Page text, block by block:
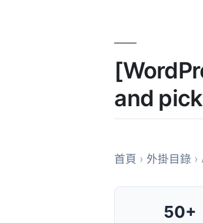
and
首頁 › 外掛目錄
50+